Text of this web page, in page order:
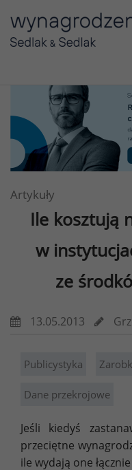
Artykuły
Ile kosztują
w
ze
13.05.2013
Publicystyka
Dane przekrojowe
Jeśli kiedyś
przeciętne
ile wydają one